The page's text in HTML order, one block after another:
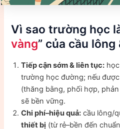
Vì sao trường học
vàng” của cầu
Tiếp cận sớm & liên tục:
trường học đường; nếu
(thăng bằng, phối hợp,
sẽ bền vững.
Chi phí–hiệu quả: cầu lông/
thiết bị (từ rẻ–bền đến